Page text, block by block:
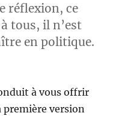
réflexion, ce
tous, il n’est
en politique.
à vous offrir
première version